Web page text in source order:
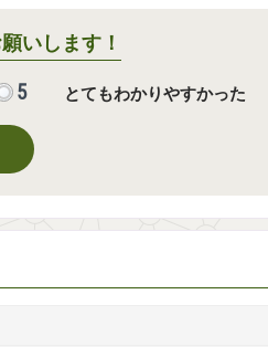
いします！
5 とてもわかりやすかった